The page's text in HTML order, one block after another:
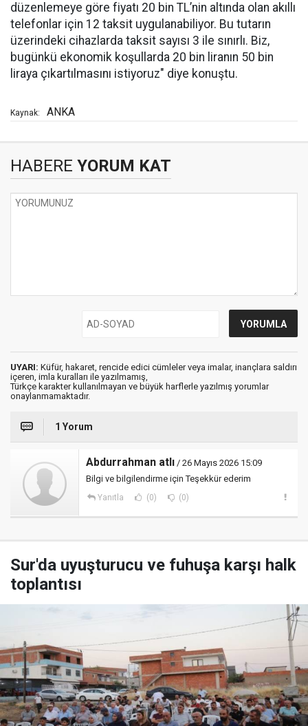
düzenlemeye göre fiyatı 20 bin TL’nin altında olan akıllı
telefonlar için 12 taksit uygulanabiliyor. Bu tutarın
üzerindeki cihazlarda taksit sayısı 3 ile sınırlı. Biz,
bugünkü ekonomik koşullarda 20 bin liranın 50 bin
liraya çıkartılmasını istiyoruz" diye konuştu.
Kaynak: ANKA
HABERE YORUM KAT
UYARI: Küfür, hakaret, rencide edici cümleler veya imalar, inançlara saldırı
içeren, imla kuralları ile yazılmamış,
Türkçe karakter kullanılmayan ve büyük harflerle yazılmış yorumlar
onaylanmamaktadır.
1 Yorum
Abdurrahman atlı / 26 Mayıs 2026 15:09
Bilgi ve bilgilendirme için Teşekkür ederim
Yanıtla (0) (0)
Sur'da uyuşturucu ve fuhuşa karşı halk
toplantısı